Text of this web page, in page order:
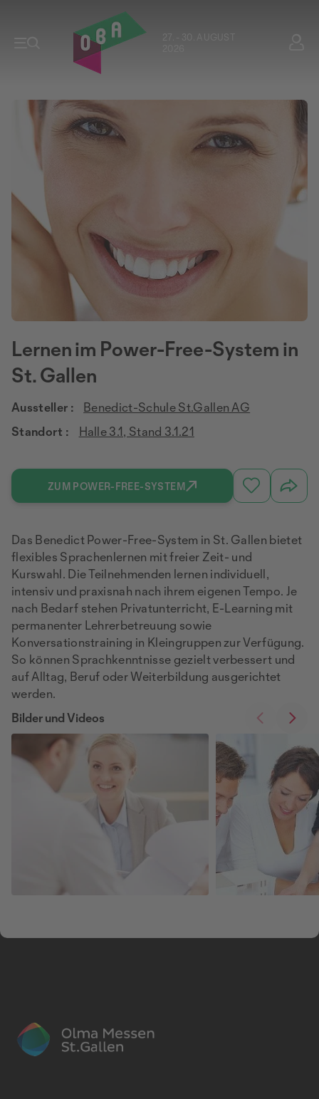
27. - 30. AUGUST
Lernen im Power-Free-System in
St. Gallen
Aussteller :
Benedict-Schule St.Gallen AG
Standort :
Halle 3.1, Stand 3.1.21
ZUM POWER-FREE-SYSTEM
Das Benedict Power-Free-System in St. Gallen bietet
flexibles Sprachenlernen mit freier Zeit- und
Kurswahl. Die Teilnehmenden lernen individuell,
intensiv und praxisnah nach ihrem eigenen Tempo. Je
nach Bedarf stehen Privatunterricht, E-Learning mit
permanenter Lehrerbetreuung sowie
Konversationstraining in Kleingruppen zur Verfügung.
So können Sprachkenntnisse gezielt verbessert und
auf Alltag, Beruf oder Weiterbildung ausgerichtet
werden.
Bilder und Videos